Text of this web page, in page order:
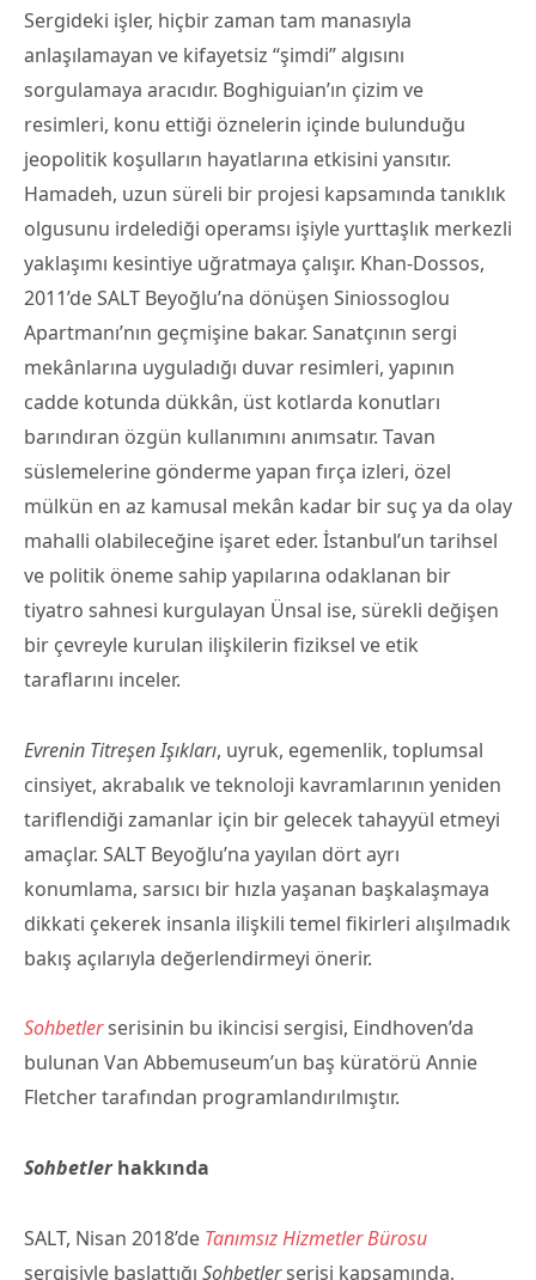
Sergideki işler, hiçbir zaman tam manasıyla
anlaşılamayan ve kifayetsiz “şimdi” algısını
sorgulamaya aracıdır. Boghiguian’ın çizim ve
resimleri, konu ettiği öznelerin içinde bulunduğu
jeopolitik koşulların hayatlarına etkisini yansıtır.
Hamadeh, uzun süreli bir projesi kapsamında tanıklık
olgusunu irdelediği operamsı işiyle yurttaşlık merkezli
yaklaşımı kesintiye uğratmaya çalışır. Khan-Dossos,
2011’de SALT Beyoğlu’na dönüşen Siniossoglou
Apartmanı’nın geçmişine bakar. Sanatçının sergi
mekânlarına uyguladığı duvar resimleri, yapının
cadde kotunda dükkân, üst kotlarda konutları
barındıran özgün kullanımını anımsatır. Tavan
süslemelerine gönderme yapan fırça izleri, özel
mülkün en az kamusal mekân kadar bir suç ya da olay
mahalli olabileceğine işaret eder. İstanbul’un tarihsel
ve politik öneme sahip yapılarına odaklanan bir
tiyatro sahnesi kurgulayan Ünsal ise, sürekli değişen
bir çevreyle kurulan ilişkilerin fiziksel ve etik
taraflarını inceler.
Evrenin Titreşen Işıkları, uyruk, egemenlik, toplumsal
cinsiyet, akrabalık ve teknoloji kavramlarının yeniden
tariflendiği zamanlar için bir gelecek tahayyül etmeyi
amaçlar. SALT Beyoğlu’na yayılan dört ayrı
konumlama, sarsıcı bir hızla yaşanan başkalaşmaya
dikkati çekerek insanla ilişkili temel fikirleri alışılmadık
bakış açılarıyla değerlendirmeyi önerir.
Sohbetlerserisinin bu ikincisi sergisi, Eindhoven’da
bulunan Van Abbemuseum’un baş küratörü Annie
Fletcher tarafından programlandırılmıştır.
Sohbetlerhakkında
SALT, Nisan 2018’de Tanımsız Hizmetler Bürosu
sergisiyle başlattığı Sohbetlerserisi kapsamında,